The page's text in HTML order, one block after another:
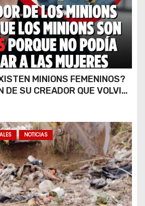
MINIONS FEMENINOS?
DE SU CREADOR QUE VOLVIÓ
NOTICIAS